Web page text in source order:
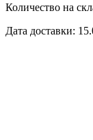
Количество на
Дата доставки: